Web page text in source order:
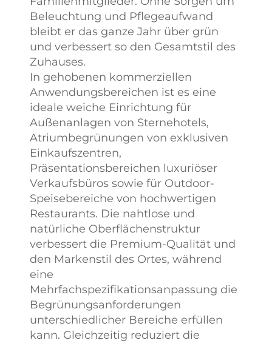
Beleuchtung und Pflegeaufwand
bleibt er das ganze Jahr über grün
und verbessert so den Gesamtstil des
Zuhauses.
In gehobenen kommerziellen
Anwendungsbereichen ist es eine
ideale weiche Einrichtung für
Außenanlagen von Sternehotels,
Atriumbegrünungen von exklusiven
Einkaufszentren,
Präsentationsbereichen luxuriöser
Verkaufsbüros sowie für Outdoor-
Speisebereiche von hochwertigen
Restaurants. Die nahtlose und
natürliche Oberflächenstruktur
verbessert die Premium-Qualität und
den Markenstil des Ortes, während
eine
Mehrfachspezifikationsanpassung die
Begrünungsanforderungen
unterschiedlicher Bereiche erfüllen
kann. Gleichzeitig reduziert die